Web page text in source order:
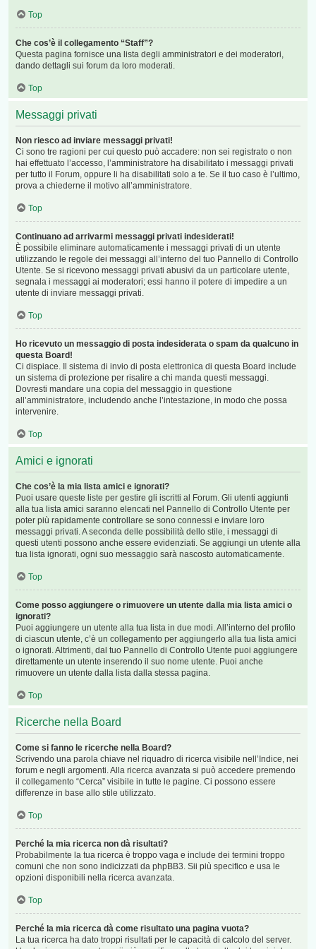
Top
Che cos’è il collegamento “Staff”?
Questa pagina fornisce una lista degli amministratori e dei moderatori,
dando dettagli sui forum da loro moderati.
Top
Messaggi privati
Non riesco ad inviare messaggi privati!
Ci sono tre ragioni per cui questo può accadere: non sei registrato o non
hai effettuato l’accesso, l’amministratore ha disabilitato i messaggi privati
per tutto il Forum, oppure li ha disabilitati solo a te. Se il tuo caso è l’ultimo,
prova a chiederne il motivo all’amministratore.
Top
Continuano ad arrivarmi messaggi privati indesiderati!
È possibile eliminare automaticamente i messaggi privati ​​di un utente
utilizzando le regole dei messaggi all’interno del tuo Pannello di Controllo
Utente. Se si ricevono messaggi privati ​​abusivi da un particolare utente,
segnala i messaggi ai moderatori; essi hanno il potere di impedire a un
utente di inviare messaggi privati​​.
Top
Ho ricevuto un messaggio di posta indesiderata o spam da qualcuno in
questa Board!
Ci dispiace. Il sistema di invio di posta elettronica di questa Board include
un sistema di protezione per risalire a chi manda questi messaggi.
Dovresti mandare una copia del messaggio in questione
all’amministratore, includendo anche l’intestazione, in modo che possa
intervenire.
Top
Amici e ignorati
Che cos’è la mia lista amici e ignorati?
Puoi usare queste liste per gestire gli iscritti al Forum. Gli utenti aggiunti
alla tua lista amici saranno elencati nel Pannello di Controllo Utente per
poter più rapidamente controllare se sono connessi e inviare loro
messaggi privati. A seconda delle possibilità dello stile, i messaggi di
questi utenti possono anche essere evidenziati. Se aggiungi un utente alla
tua lista ignorati, ogni suo messaggio sarà nascosto automaticamente.
Top
Come posso aggiungere o rimuovere un utente dalla mia lista amici o
ignorati?
Puoi aggiungere un utente alla tua lista in due modi. All’interno del profilo
di ciascun utente, c’è un collegamento per aggiungerlo alla tua lista amici
o ignorati. Altrimenti, dal tuo Pannello di Controllo Utente puoi aggiungere
direttamente un utente inserendo il suo nome utente. Puoi anche
rimuovere un utente dalla lista dalla stessa pagina.
Top
Ricerche nella Board
Come si fanno le ricerche nella Board?
Scrivendo una parola chiave nel riquadro di ricerca visibile nell’Indice, nei
forum e negli argomenti. Alla ricerca avanzata si può accedere premendo
il collegamento “Cerca” visibile in tutte le pagine. Ci possono essere
differenze in base allo stile utilizzato.
Top
Perché la mia ricerca non dà risultati?
Probabilmente la tua ricerca è troppo vaga e include dei termini troppo
comuni che non sono indicizzati da phpBB3. Sii più specifico e usa le
opzioni disponibili nella ricerca avanzata.
Top
Perché la mia ricerca dà come risultato una pagina vuota?
La tua ricerca ha dato troppi risultati per le capacità di calcolo del server.